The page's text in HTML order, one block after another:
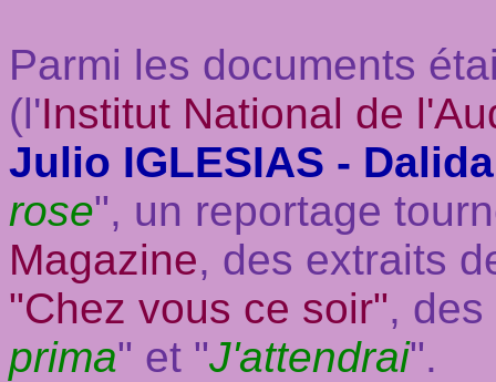
Parmi les documents
(l'Institut National de
Julio IGLESIAS - Dalida
rose", un reportage
Magazine, des extraits
"Chez vous ce soir",
prima" et "J'attendrai".